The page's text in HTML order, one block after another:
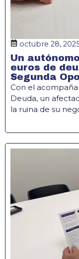
octubre 28,
Un
euros de
Segunda
Con el
Deuda, un
la ruina de su